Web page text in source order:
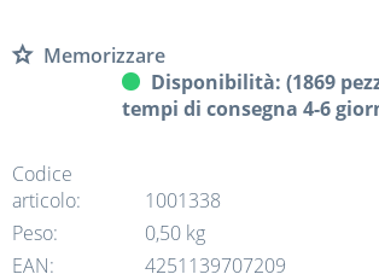
Memorizzare
Disponibilità: (1869
tempi di consegna 4-6
Codice
articolo:
1001338
Peso:
0,50 kg
EAN:
4251139707209